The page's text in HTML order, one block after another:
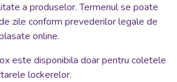
a produselor. Termenul se poate
zile conform prevederilor legale de
online.
este disponibila doar pentru coletele
lockerelor.